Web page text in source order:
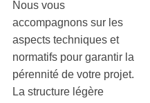
Nous vous
accompagnons sur les
aspects techniques et
normatifs pour garantir la
pérennité de votre projet.
La structure légère